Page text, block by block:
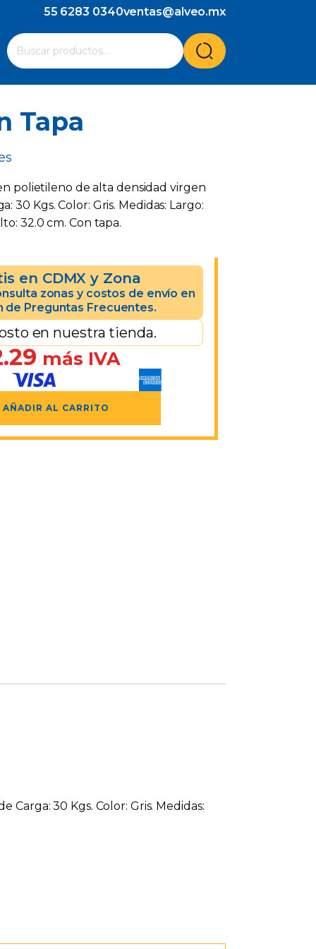
55 6283 0340ventas@alveo.mx
Buscar
por:
Cuando hay resultados autocompletados, puedes
Tapa
polietileno de alta densidad virgen
30 Kgs. Color: Gris. Medidas: Largo:
32.0 cm. Con tapa.
en CDMX y Zona
zonas y costos de envío en
de Preguntas Frecuentes.
en nuestra tienda.
más IVA
AÑADIR AL CARRITO
30 Kgs. Color: Gris. Medidas: